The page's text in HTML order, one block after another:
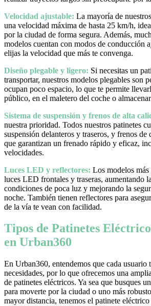
Velocidad ajustable: La mayoría de
una velocidad máxima de hasta 25 km/h,
por la ciudad de forma segura. Además,
modelos cuentan con modos de conducción
elijas la velocidad que más te convenga.
Diseño plegable y ligero: Si necesitas un
transportar, nuestros modelos plegables son
ocupan poco espacio, lo que te permite
público, en el maletero del coche o
Sistema de suspensión y frenos de alta
nuestra prioridad. Todos nuestros patinetes
suspensión delanteros y traseros, y frenos de
que garantizan un frenado rápido y eficaz,
velocidades.
Luces LED y reflectores: Los modelos
luces LED frontales y traseras, aumentando
condiciones de poca luz y mejorando la
noche. También tienen reflectores para
de la vía te vean con facilidad.
Tipos de Patinetes
en Urban360
En Urban360, entendemos que cada usuario
necesidades, por lo que ofrecemos una
de patinetes eléctricos. Ya sea que busques
para moverte por la ciudad o uno más
mayor distancia, tenemos el patinete